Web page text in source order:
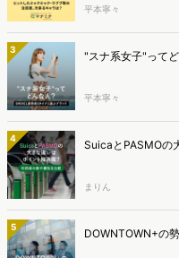
平本寧々
3 "スナ系女子"って
平本寧々
4 SuicaとPASMOの
まりん
5 DOWNTOWN+の